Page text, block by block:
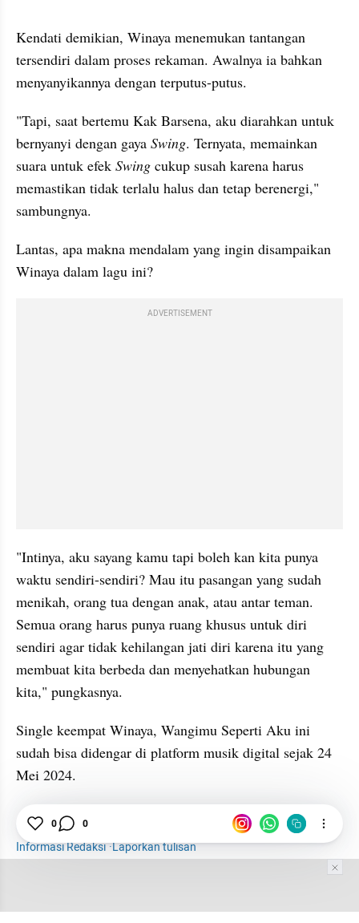
Kendati demikian, Winaya menemukan tantangan
tersendiri dalam proses rekaman. Awalnya ia bahkan
menyanyikannya dengan terputus-putus.
"Tapi, saat bertemu Kak Barsena, aku diarahkan untuk
bernyanyi dengan gaya Swing. Ternyata, memainkan
suara untuk efek Swing cukup susah karena harus
memastikan tidak terlalu halus dan tetap berenergi,"
sambungnya.
Lantas, apa makna mendalam yang ingin disampaikan
Winaya dalam lagu ini?
ADVERTISEMENT
"Intinya, aku sayang kamu tapi boleh kan kita punya
waktu sendiri-sendiri? Mau itu pasangan yang sudah
menikah, orang tua dengan anak, atau antar teman.
Semua orang harus punya ruang khusus untuk diri
sendiri agar tidak kehilangan jati diri karena itu yang
membuat kita berbeda dan menyehatkan hubungan
kita," pungkasnya.
Single keempat Winaya, Wangimu Seperti Aku ini
sudah bisa didengar di platform musik digital sejak 24
Mei 2024.
Hiburan Winaya Satasya
Solois
Informasi Redaksi·Laporkan tulisan
0 0